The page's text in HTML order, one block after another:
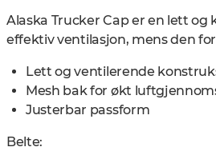
Alaska Trucker Cap er en lett
effektiv ventilasjon, mens den
Lett og ventilerende
Mesh bak for økt
Justerbar passform
Belte: